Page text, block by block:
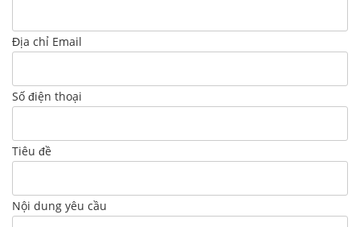
Địa chỉ Email
Số điện thoại
Tiêu đề
Nội dung yêu cầu